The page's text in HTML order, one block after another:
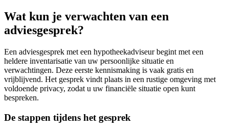
Wat kun je verwachten van een
adviesgesprek?
Een adviesgesprek met een hypotheekadviseur begint met een
heldere inventarisatie van uw persoonlijke situatie en
verwachtingen. Deze eerste kennismaking is vaak gratis en
vrijblijvend. Het gesprek vindt plaats in een rustige omgeving met
voldoende privacy, zodat u uw financiële situatie open kunt
bespreken.
De stappen tijdens het gesprek